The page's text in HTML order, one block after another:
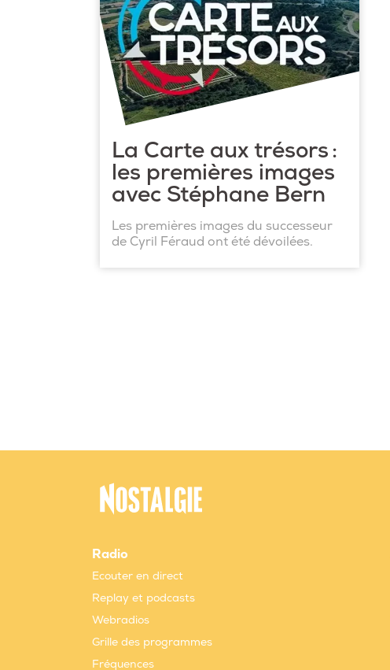
La Carte aux trésors :
les premières images
avec Stéphane Bern
Les premières images du successeur
de Cyril Féraud ont été dévoilées.
Radio
Ecouter en direct
Replay et podcasts
Webradios
Grille des programmes
Fréquences